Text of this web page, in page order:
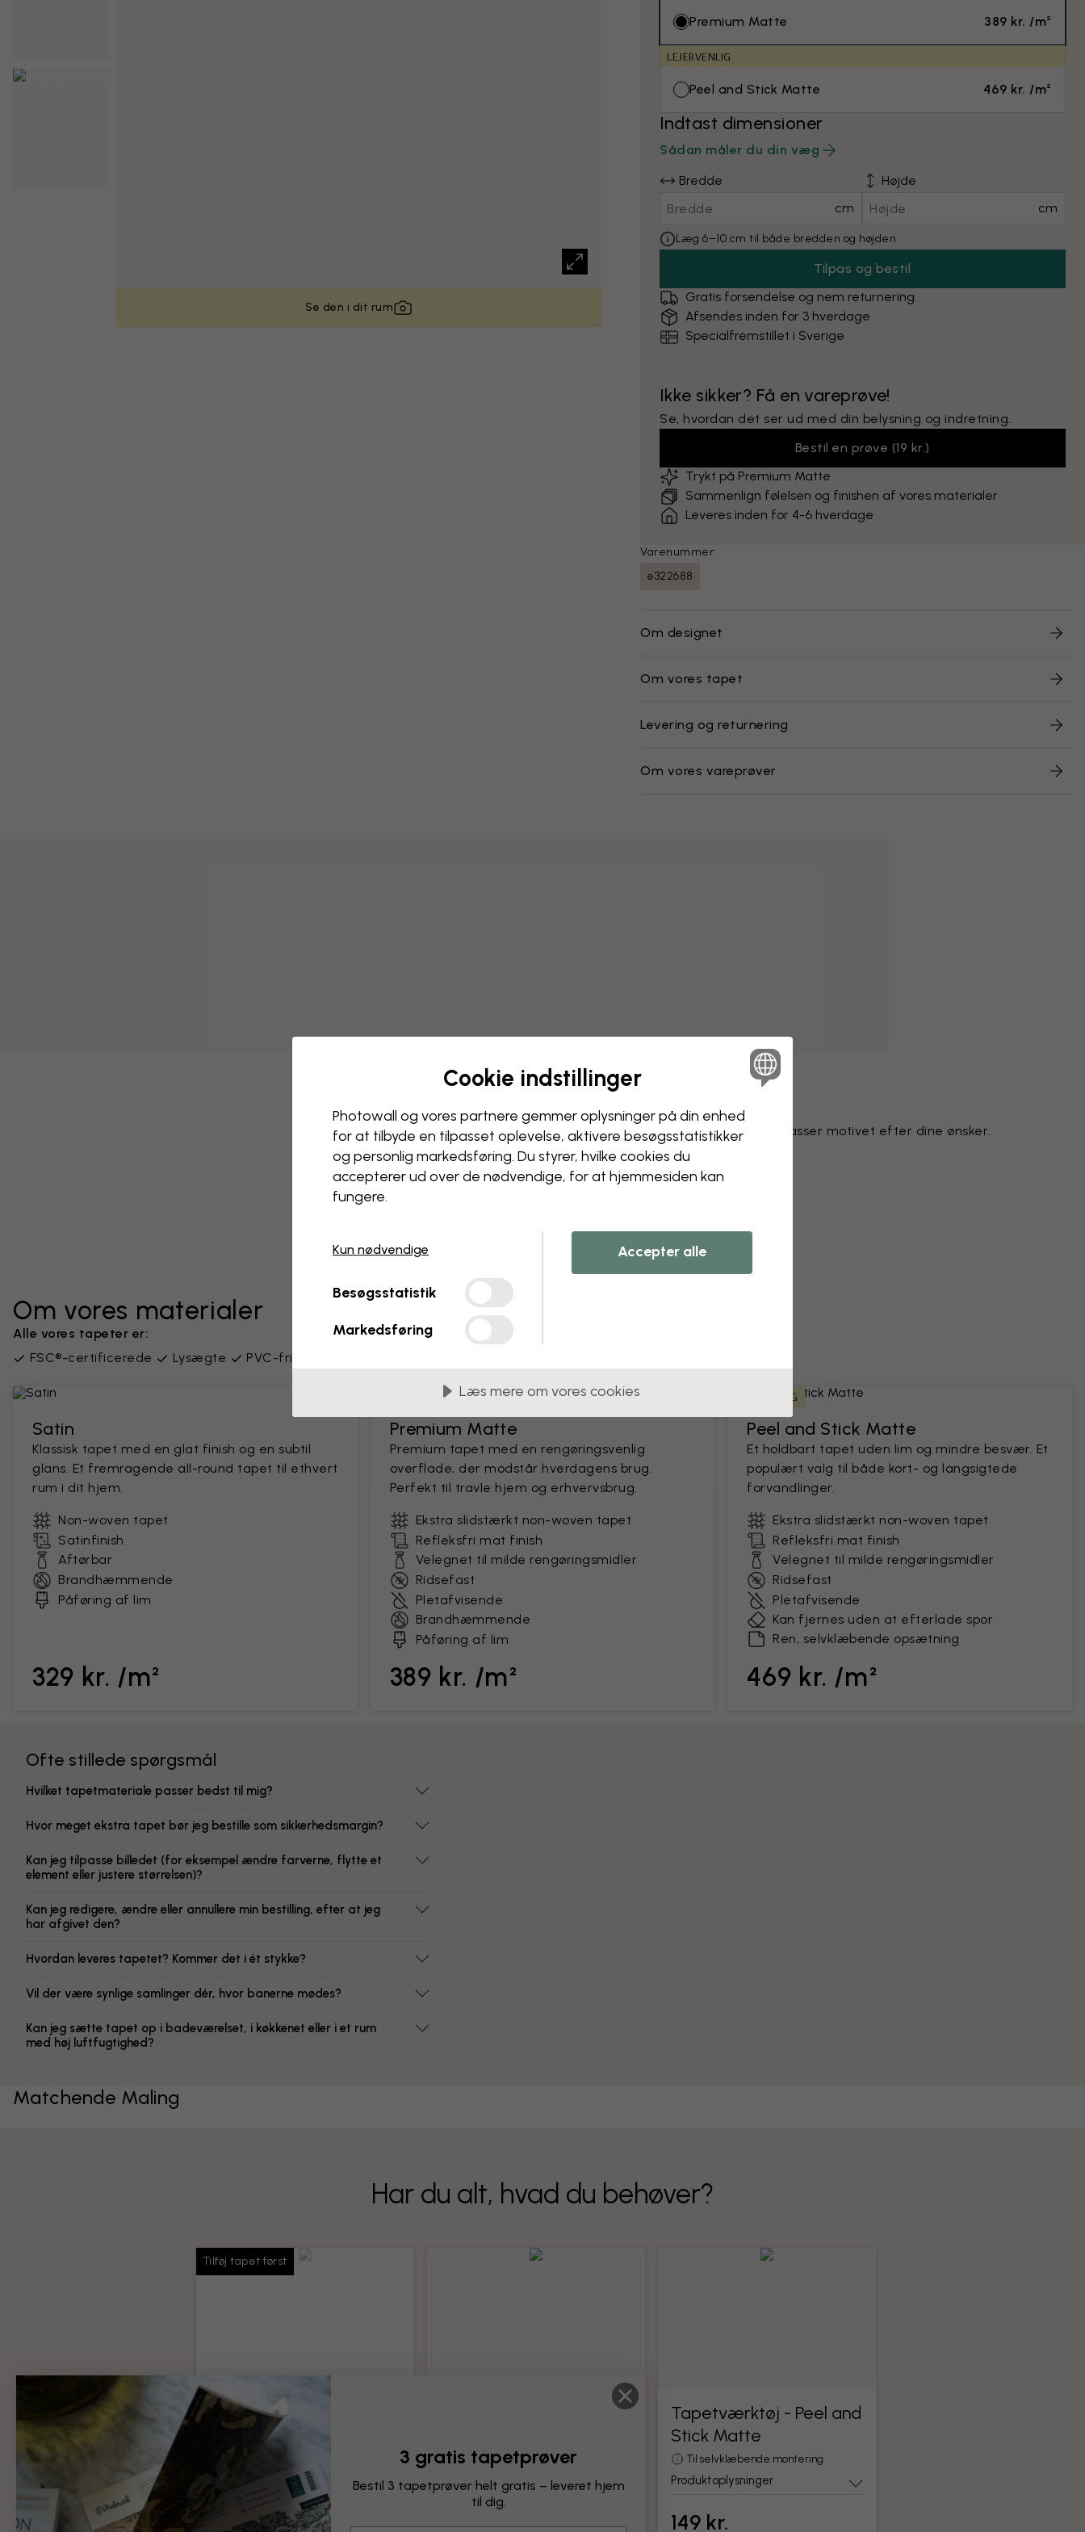
Se den i dit rum
Premium Matte 389 kr. /m²
LEJERVENLIG
Peel and Stick Matte 469 kr. /m²
Indtast dimensioner
Sådan måler du din væg
Bredde
cm
Højde
cm
Læg 6–10 cm til både bredden og højden
Tilpas og bestil
Gratis forsendelse og nem returnering
Afsendes inden for 3 hverdage
Specialfremstillet i Sverige
Ikke sikker? Få en vareprøve!
Se, hvordan det ser ud med din belysning og indretning.
Bestil en prøve (19 kr.)
Trykt på Premium Matte
Sammenlign følelsen og finishen af vores materialer
Leveres inden for 4-6 hverdage
Varenummer:
e322688
Om designet
Om vores tapet
Levering og returnering
Om vores vareprøver
Ændr dit tapet
Få et unikt look – vores designteam tilpasser motivet efter dine ønsker.
Ændr størrelse eller farver
Tilføj eller fjern et objekt
Gør en detalje personlig
Om vores materialer
Alle vores tapeter er:
FSC®-certificerede
Lysægte PVC-fri
Satin
Klassisk tapet med en glat finish og en subtil
glans. Et fremragende all-round tapet til ethvert
rum i dit hjem.
Non-woven tapet
Satinfinish
Aftørbar
Brandhæmmende
Påføring af lim
329 kr. /m²
MEST POPULÆRE
Premium Matte
Premium tapet med en rengøringsvenlig
overflade, der modstår hverdagens brug.
Perfekt til travle hjem og erhvervsbrug.
Ekstra slidstærkt non-woven tapet
Refleksfri mat finish
Velegnet til milde rengøringsmidler
Ridsefast
Pletafvisende
Brandhæmmende
Påføring af lim
389 kr. /m²
LEJERVENLIG
Peel and Stick Matte
Et holdbart tapet uden lim og mindre besvær. Et
populært valg til både kort- og langsigtede
forvandlinger.
Ekstra slidstærkt non-woven tapet
Refleksfri mat finish
Velegnet til milde rengøringsmidler
Ridsefast
Pletafvisende
Kan fjernes uden at efterlade spor
Ren, selvklæbende opsætning
469 kr. /m²
Ofte stillede spørgsmål
Hvilket tapetmateriale passer bedst til mig?
Hvor meget ekstra tapet bør jeg bestille som sikkerhedsmargin?
Kan jeg tilpasse billedet (for eksempel ændre farverne, flytte et
element eller justere størrelsen)?
Kan jeg redigere, ændre eller annullere min bestilling, efter at jeg
har afgivet den?
Hvordan leveres tapetet? Kommer det i ét stykke?
Vil der være synlige samlinger dér, hvor banerne mødes?
Kan jeg sætte tapet op i badeværelset, i køkkenet eller i et rum
med høj luftfugtighed?
Matchende Maling
Har du alt, hvad du behøver?
Tilføj tapet først
Tapetlim
Lim nok til hele din bestilling
69 kr.
Produktoplysninger
149 kr.
Tapetværktøj - Peel and
Stick Matte
Til selvklæbende montering
Produktoplysninger
149 kr.
3 gratis tapetprøver
Bestil 3 tapetprøver helt gratis – leveret hjem
til dig.
Cookie indstillinger
Photowall og vores partnere gemmer oplysninger på din enhed
for at tilbyde en tilpasset oplevelse, aktivere besøgs­statistikker
og personlig markedsføring. Du styrer, hvilke cookies du
accepterer ud over de nødvendige, for at hjemmesiden kan
fungere.
Kun nødvendige
Besøgsstatistik
Markedsføring
Accepter alle
Læs mere om vores cookies